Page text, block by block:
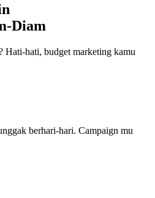
Diam
Hati-hati, budget marketing kamu
berhari-hari. Campaign mu